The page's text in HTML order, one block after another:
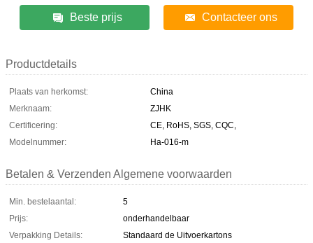
Beste prijs Contacteer ons
Productdetails
Plaats van herkomst:
China
Merknaam:
ZJHK
Certificering:
CE, RoHS, SGS, CQC,
Modelnummer:
Ha-016-m
Betalen & Verzenden Algemene voorwaarden
Min. bestelaantal:
5
Prijs:
onderhandelbaar
Verpakking Details:
Standaard de Uitvoerkartons